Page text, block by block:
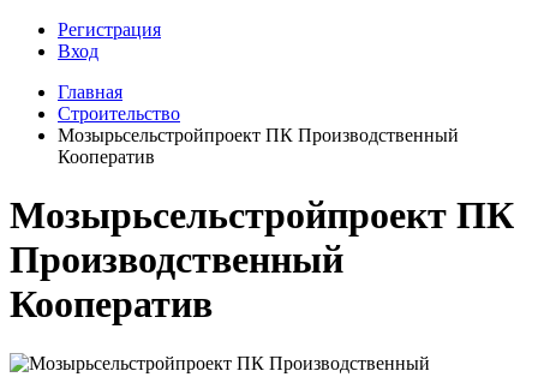
Регистрация
Вход
Главная
Строительство
Мозырьсельстройпроект ПК Производственный
Кооператив
Мозырьсельстройпроект ПК
Производственный
Кооператив